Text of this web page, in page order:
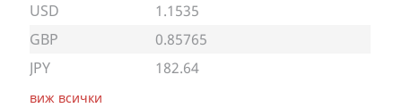
USD
1.1535
GBP
0.85765
JPY
182.64
виж всички